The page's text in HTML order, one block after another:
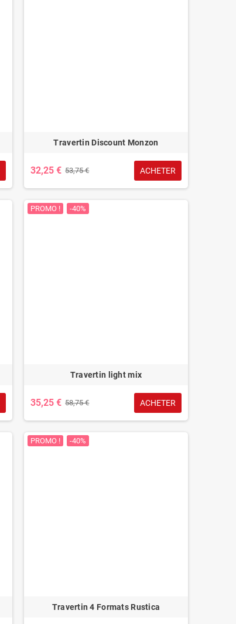
Travertin Discount Monzon
32,25 € 53,75 € ACHETER
PROMO ! -40%
Travertin light mix
35,25 € 58,75 € ACHETER
PROMO ! -40%
Travertin 4 Formats Rustica